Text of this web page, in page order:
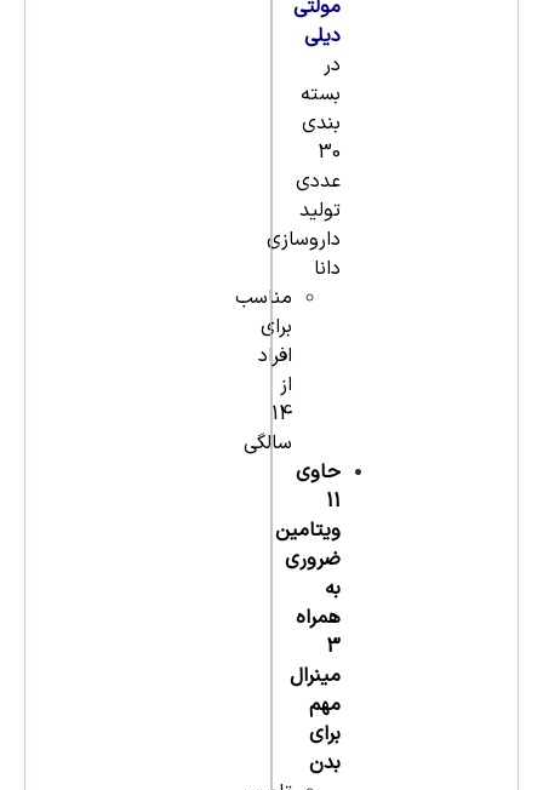
مولتی
دیلی
در
بسته
بندی
30
عددی
تولید
داروسازی
دانا
مناسب
برای
افراد
از
14
سالگی
حاوی
11
ویتامین
ضروری
به
همراه
3
مینرال
مهم
برای
بدن